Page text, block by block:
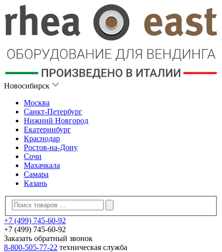
Новосибирск
Москва
Санкт-Петербург
Нижний Новгород
Екатеринбург
Краснодар
Ростов-на-Дону
Сочи
Махачкала
Самара
Казань
+7 (499) 745-60-92
+7 (499) 745-60-92
Заказать обратный звонок
8-800-505-77-22 техническая служба